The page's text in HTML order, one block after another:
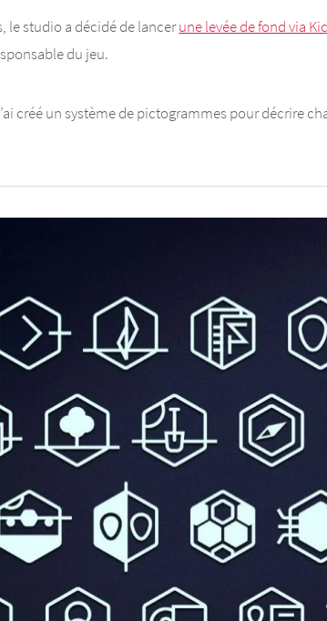
le studio a décidé de lancerune levée de fond via
du jeu.
créé un système de pictogrammes pour décrire